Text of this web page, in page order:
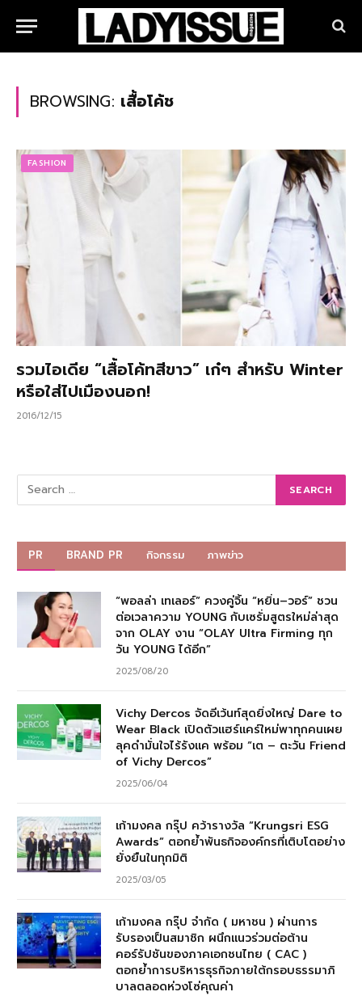
BROWSING: เสื้อโค้ช
FASHION
รวมไอเดีย “เสื้อโค้ทสีขาว” เก๋ๆ สำหรับ Winter
หรือใส่ไปเมืองนอก!
2016/12/15
PR BRAND PR กิจกรรม ภาพข่าว
“พอลล่า เทเลอร์” ควงคู่จิ้น “หยิ่น–วอร์” ชวน
ต่อเวลาความ YOUNG กับเซรั่มสูตรใหม่ล่าสุด
จาก OLAY งาน “OLAY Ultra Firming ทุก
วัน YOUNG ได้อีก”
2025/08/20
Vichy Dercos จัดอีเว้นท์สุดยิ่งใหญ่ Dare to
Wear Black เปิดตัวแฮร์แคร์ใหม่พาทุกคนเผย
ลุคดำมั่นใจไร้รังแค พร้อม “เต – ตะวัน Friend
of Vichy Dercos”
2025/06/04
เก้ามงคล กรุ๊ป คว้ารางวัล “Krungsri ESG
Awards” ตอกย้ำพันธกิจองค์กรที่เติบโตอย่าง
ยั่งยืนในทุกมิติ
2025/03/05
เก้ามงคล กรุ๊ป จำกัด ( มหาชน ) ผ่านการ
รับรองเป็นสมาชิก ผนึกแนวร่วมต่อต้าน
คอร์รัปชันของภาคเอกชนไทย ( CAC )
ตอกย้ำการบริหารธุรกิจภายใต้กรอบธรรมาภิ
บาลตลอดห่วงโซ่คุณค่า